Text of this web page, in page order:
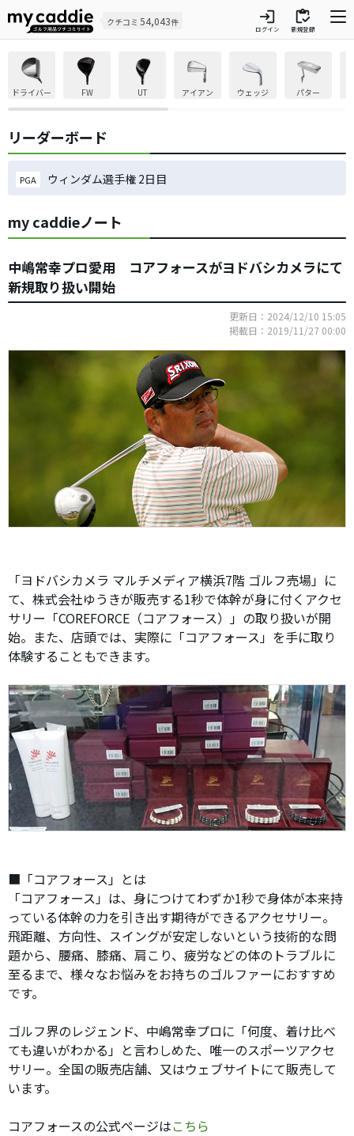
クチコミ 54,043件 login
ログイン
inventory
新規登録
ドライバー FW UT アイアン ウェッジ パター
リーダーボード
PGA ウィンダム選手権 2日目
my caddieノート
中嶋常幸プロ愛用 コアフォースがヨドバシカメラにて
新規取り扱い開始
更新日：2024/12/10 15:05
掲載日：2019/11/27 00:00
「ヨドバシカメラ マルチメディア横浜7階 ゴルフ売場」に
て、株式会社ゆうきが販売する1秒で体幹が身に付くアクセ
サリー「COREFORCE（コアフォース）」の取り扱いが開
始。また、店頭では、実際に「コアフォース」を手に取り
体験することもできます。
■「コアフォース」とは
「コアフォース」は、身につけてわずか1秒で身体が本来持
っている体幹の力を引き出す期待ができるアクセサリー。
飛距離、方向性、スイングが安定しないという技術的な問
題から、腰痛、膝痛、肩こり、疲労などの体のトラブルに
至るまで、様々なお悩みをお持ちのゴルファーにおすすめ
です。
ゴルフ界のレジェンド、中嶋常幸プロに「何度、着け比べ
ても違いがわかる」と言わしめた、唯一のスポーツアクセ
サリー。全国の販売店舗、又はウェブサイトにて販売して
います。
コアフォースの公式ページはこちら